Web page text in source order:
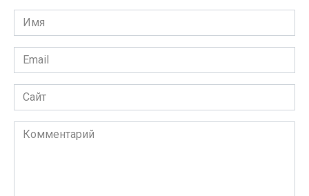
Имя
*
Email
*
Сайт
Комментарий